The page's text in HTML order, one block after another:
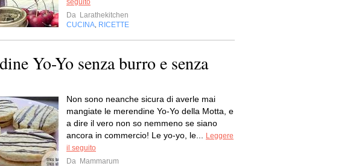
seguito
Da Larathekitchen
CUCINA RICETTE
Yo-Yo senza burro e senza
Non sono neanche sicura di averle mai
mangiate le merendine Yo-Yo della Motta, e
a dire il vero non so nemmeno se siano
ancora in commercio! Le yo-yo, le...
Leggere
il seguito
Da Mammarum